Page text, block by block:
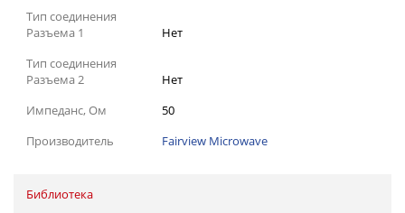
Тип соединения
Разъема 1
Нет
Тип соединения
Разъема 2
Нет
Импеданс, Ом
50
Производитель
Fairview Microwave
Библиотека